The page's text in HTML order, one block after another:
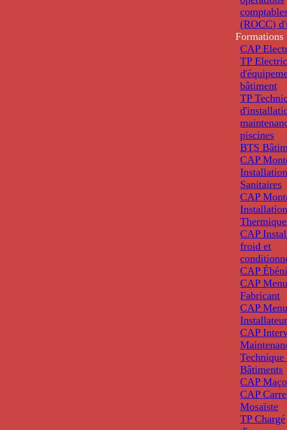
(ROCC)
Formations
CAP
TP
bâtiment
TP
piscines
BTS
CAP
Sanitaires
CAP
CAP
froid et
CAP
CAP
Fabricant
CAP
Installateur
CAP
Technique
Bâtiments
CAP
CAP
Mosaïste
TP Chargé